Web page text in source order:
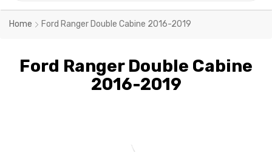
Home Ford Ranger Double Cabine 2016-2019
Ford Ranger Double Cabine
2016-2019